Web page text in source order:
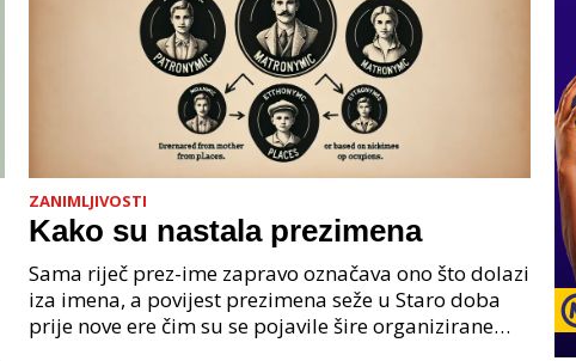
ZANIMLJIVOSTI
Kako su nastala prezimena
Sama riječ prez-ime zapravo označava ono što dolazi
iza imena, a povijest prezimena seže u Staro doba
prije nove ere čim su se pojavile šire organizirane